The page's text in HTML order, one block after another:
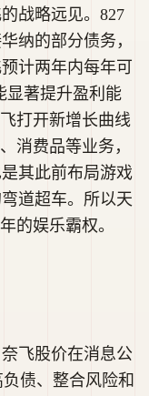
战略远见。827
纳的部分债务，
计两年内每年可
显著提升盈利能
打开新增长曲线
消费品等业务，
其此前布局游戏
道超车。所以天
的娱乐霸权。
飞股价在消息公
债、整合风险和